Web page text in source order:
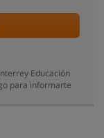
Educación
para informarte